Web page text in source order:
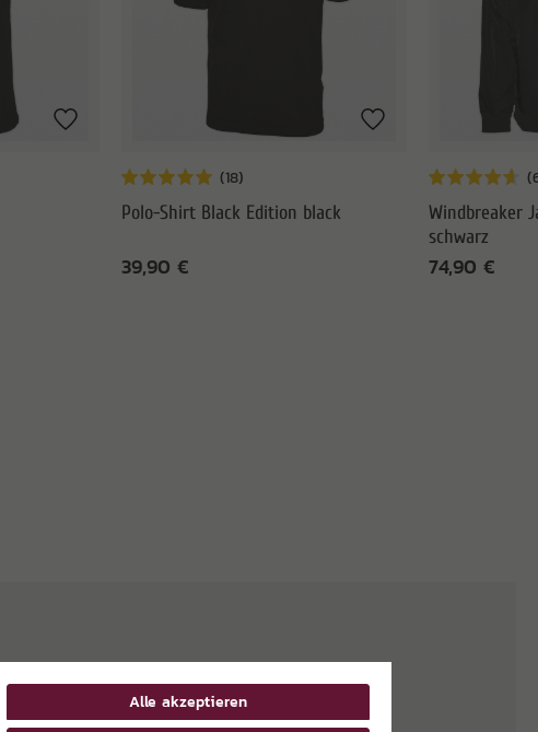
Polo-Shirt Black Edition black
39,90 €
Windbreaker
schwarz
74,90 €
Alle akzeptieren